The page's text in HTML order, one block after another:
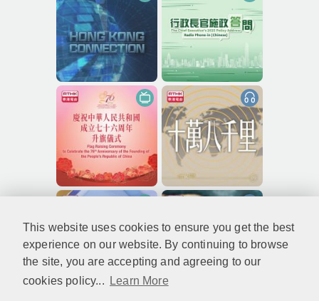
This website uses cookies to ensure you get the best
experience on our website. By continuing to browse
the site, you are accepting and agreeing to our
cookies policy...
Learn More